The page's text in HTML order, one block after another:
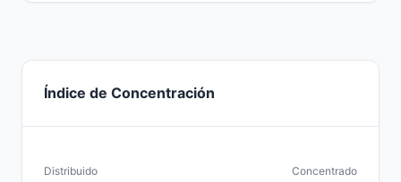
Índice de Concentración
Distribuido Concentrado